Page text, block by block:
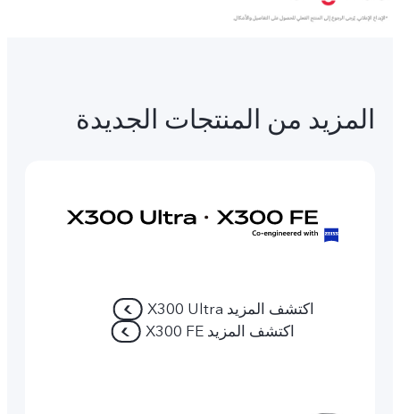
المزيد من المنتجات الجديدة
اكتشف المزيد X300 Ultra
اكتشف المزيد X300 FE